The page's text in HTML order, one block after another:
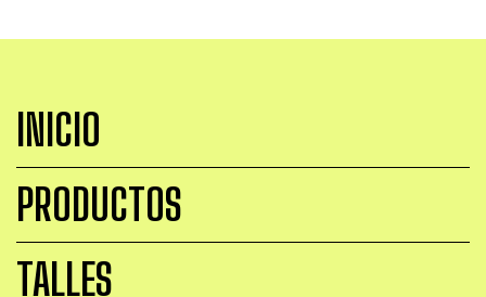
INICIO
PRODUCTOS
TALLES